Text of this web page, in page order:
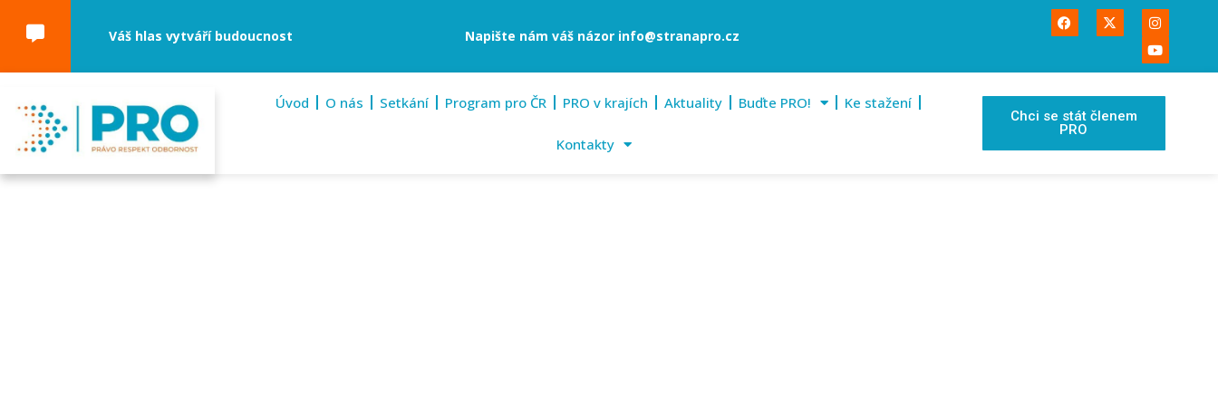
Váš hlas vytváří budoucnost Napište nám váš názor info@stranapro.cz
Úvod O nás Setkání Program pro ČR PRO v krajích Aktuality Buďte PRO! Ke stažení
Kontakty
Chci se stát členem
PRO